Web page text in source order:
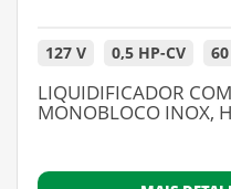
127 V 0,5 HP-CV
LIQUIDIFICADOR
MONOBLOCO INOX,